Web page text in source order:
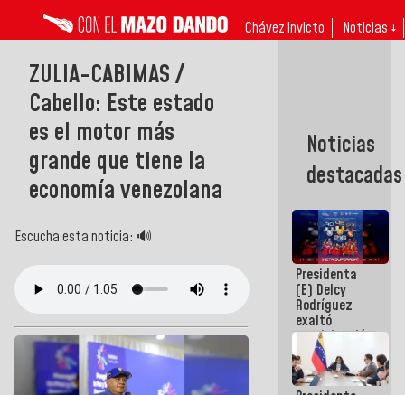
Chávez invicto Noticias ↓
ZULIA-CABIMAS /
Cabello: Este estado
es el motor más
grande que tiene la
economía venezolana
Escucha esta noticia: 🔊
Noticias
destacadas
Presidenta
(E) Delcy
Rodríguez
exaltó
participación
de
Venezuela
en Juegos